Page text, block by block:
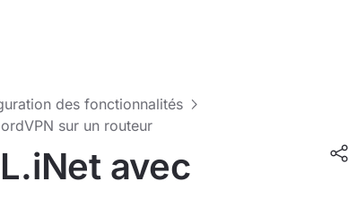
des fonctionnalités
sur un routeur
avec